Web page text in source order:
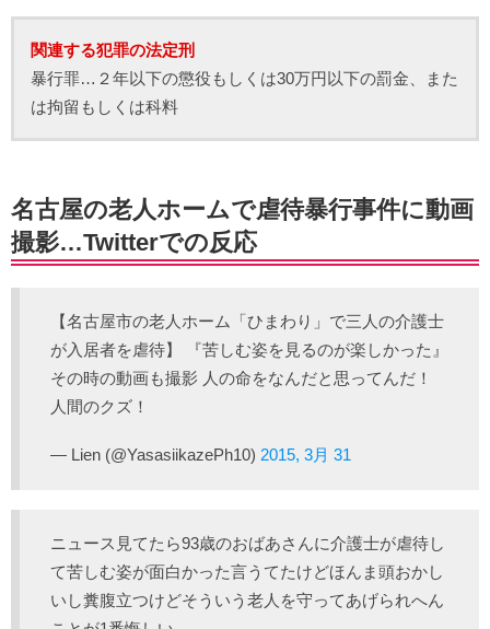
関連する犯罪の法定刑
暴行罪…２年以下の懲役もしくは30万円以下の罰金、また
は拘留もしくは科料
名古屋の老人ホームで虐待暴行事件に動画
撮影…Twitterでの反応
【名古屋市の老人ホーム「ひまわり」で三人の介護士
が入居者を虐待】 『苦しむ姿を見るのが楽しかった』
その時の動画も撮影 人の命をなんだと思ってんだ！
人間のクズ！
— Lien (@YasasiikazePh10) 2015, 3月 31
ニュース見てたら93歳のおばあさんに介護士が虐待し
て苦しむ姿が面白かった言うてたけどほんま頭おかし
いし糞腹立つけどそういう老人を守ってあげられへん